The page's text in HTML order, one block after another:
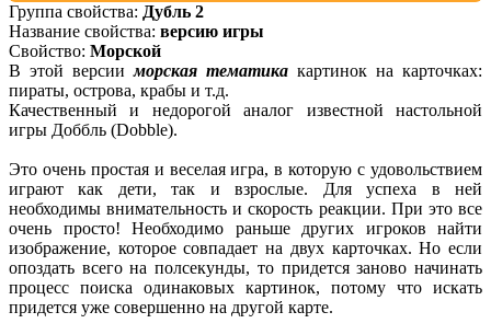
Группа свойства: Дубль 2
Название свойства: версию игры
Свойство: Морской
В этой версииморская тематика картинок на карточках:
пираты, острова, крабы и т.д.
Качественный и недорогой аналог известной настольной
игры Доббль (Dobble).
Это очень простая и веселая игра, в которую с удовольствием
играют как дети, так и взрослые. Для успеха в ней
необходимы внимательность и скорость реакции. При это все
очень просто! Необходимо раньше других игроков найти
изображение, которое совпадает на двух карточках. Но если
опоздать всего на полсекунды, то придется заново начинать
процесс поиска одинаковых картинок, потому что искать
придется уже совершенно на другой карте.